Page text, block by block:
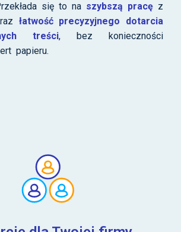
się to na szybszą pracę z
łatwość precyzyjnego dotarcia
treści, bez konieczności
papieru.